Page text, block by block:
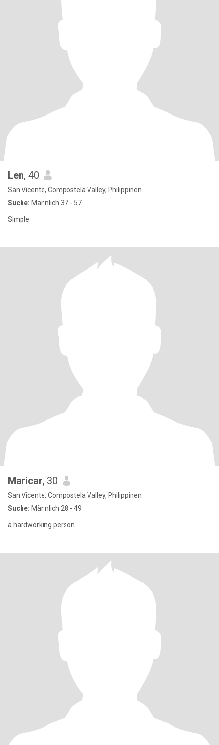
Len, 40
San Vicente, Compostela Valley, Philippinen
Suche: Männlich 37 - 57
Simple
Maricar, 30
San Vicente, Compostela Valley, Philippinen
Suche: Männlich 28 - 49
a hardworking person.